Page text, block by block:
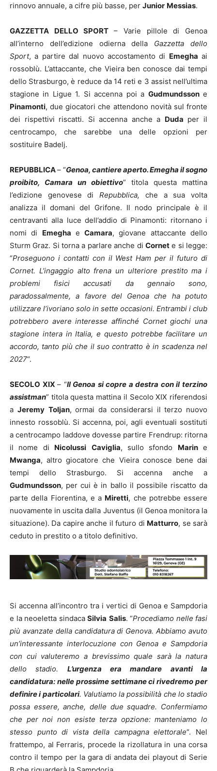
rinnovo annuale, a cifre più basse, per Junior Messias.
GAZZETTA DELLO SPORT– Varie pillole di Genoa
all’interno dell’edizione odierna della Gazzetta dello
Sport, a partire dal nuovo accostamento di Emegha ai
rossoblù. L’attaccante, che Vieira ben conosce dai tempi
dello Strasburgo, è reduce da 14 reti e 3 assist nell’ultima
stagione in Ligue 1. Si accenna poi a Gudmundssone
Pinamonti, due giocatori che attendono novità sul fronte
dei rispettivi riscatti. Si accenna anche a Duda per il
centrocampo, che sarebbe una delle opzioni per
sostituire Badelj.
REPUBBLICA– “Genoa, cantiere aperto. Emegha il sogno
proibito, Camara un obiettivo” titola questa mattina
l’edizione genovese diRepubblica, che a sua volta
analizza il domani del Grifone. Il nodo principale è il
centravanti alla luce dell’addio di Pinamonti: ritornano i
nomi di Emegha eCamara, giovane attaccante dello
Sturm Graz. Si torna a parlare anche di Cornete si legge:
“Proseguono i contatti con il West Ham per il futuro di
Cornet. L’ingaggio alto frena un ulteriore prestito ma i
problemi fisici accusati da gennaio sono,
paradossalmente, a favore del Genoa che ha potuto
utilizzare l’ivoriano solo in sette occasioni. Entrambi i club
potrebbero avere interesse affinché Cornet giochi una
stagione intera in Italia, e questo potrebbe facilitare un
accordo, tanto più che il suo contratto è in scadenza nel
2027“.
SECOLO XIX– “Il Genoa si copre a destra con il terzino
assistman” titola questa mattina il Secolo XIX riferendosi
a Jeremy Toljan, ormai da considerarsi il terzo nuovo
innesto rossoblù. Si accenna, poi, agli eventuali sostituti
a centrocampo laddove dovesse partire Frendrup: ritorna
il nome di Nicolussi Caviglia, sullo sfondo Marine
Mwanga, altro giocatore che Vieira conosce bene dai
tempi dello Strasburgo. Si accenna anche a
Gudmundsson, per cui è in ballo il possibile riscatto da
parte della Fiorentina, e a Miretti, che potrebbe essere
nuovamente in uscita dalla Juventus (il Genoa monitora la
situazione). Da capire anche il futuro di Matturro, se sarà
ceduto in prestito o a titolo definitivo.
Si accenna all’incontro tra i vertici di Genoa e Sampdoria
e la neoeletta sindaca Silvia Salis. “Procediamo nelle fasi
più avanzate della candidatura di Genova. Abbiamo avuto
un’interessante interlocuzione con Genoa e Sampdoria
con cui valuteremo a brevissimo quale sarà la natura
dello stadio. L’urgenza era mandare avanti la
candidatura: nelle prossime settimane ci rivedremo per
definire i particolari. Valutiamo la possibilità che lo stadio
possa essere, anche, delle due squadre. Confermiamo
che per noi non esiste terza opzione: manteniamo lo
stesso punto di vista della campagna elettorale“. Nel
frattempo, al Ferraris, procede la rizollatura in una corsa
contro il tempo per la gara di andata dei playout di Serie